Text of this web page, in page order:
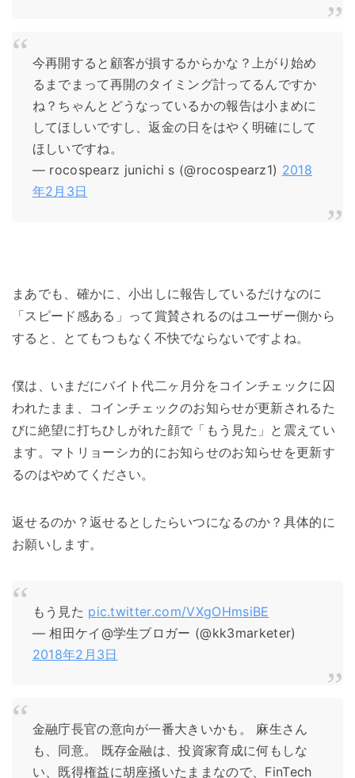
今再開すると顧客が損するからかな？上がり始め
るまでまって再開のタイミング計ってるんですか
ね？ちゃんとどうなっているかの報告は小まめに
してほしいですし、返金の日をはやく明確にして
ほしいですね。
— rocospearz junichi s (@rocospearz1) 2018
年2月3日
まあでも、確かに、小出しに報告しているだけなのに
「スピード感ある」って賞賛されるのはユーザー側から
すると、とてもつもなく不快でならないですよね。
僕は、いまだにバイト代二ヶ月分をコインチェックに囚
われたまま、コインチェックのお知らせが更新されるた
びに絶望に打ちひしがれた顔で「もう見た」と震えてい
ます。マトリョーシカ的にお知らせのお知らせを更新す
るのはやめてください。
返せるのか？返せるとしたらいつになるのか？具体的に
お願いします。
もう見た pic.twitter.com/VXgOHmsiBE
— 相田ケイ@学生ブロガー (@kk3marketer)
2018年2月3日
金融庁長官の意向が一番大きいかも。 麻生さん
も、同意。 既存金融は、投資家育成に何もしな
い、既得権益に胡座掻いたままなので、FinTech